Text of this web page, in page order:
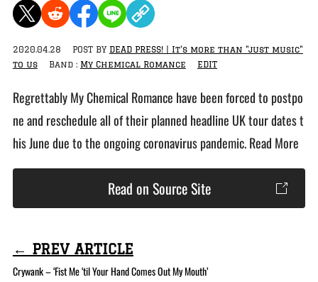
2020.04.28 POST BY DEAD PRESS! | It's more than "just music"
to us
Band : My Chemical Romance EDIT
Regrettably My Chemical Romance have been forced to postpo
ne and reschedule all of their planned headline UK tour dates t
his June due to the ongoing coronavirus pandemic. Read More
Read on Source Site
← PREV ARTICLE
Crywank – ‘Fist Me ‘til Your Hand Comes Out My Mouth’